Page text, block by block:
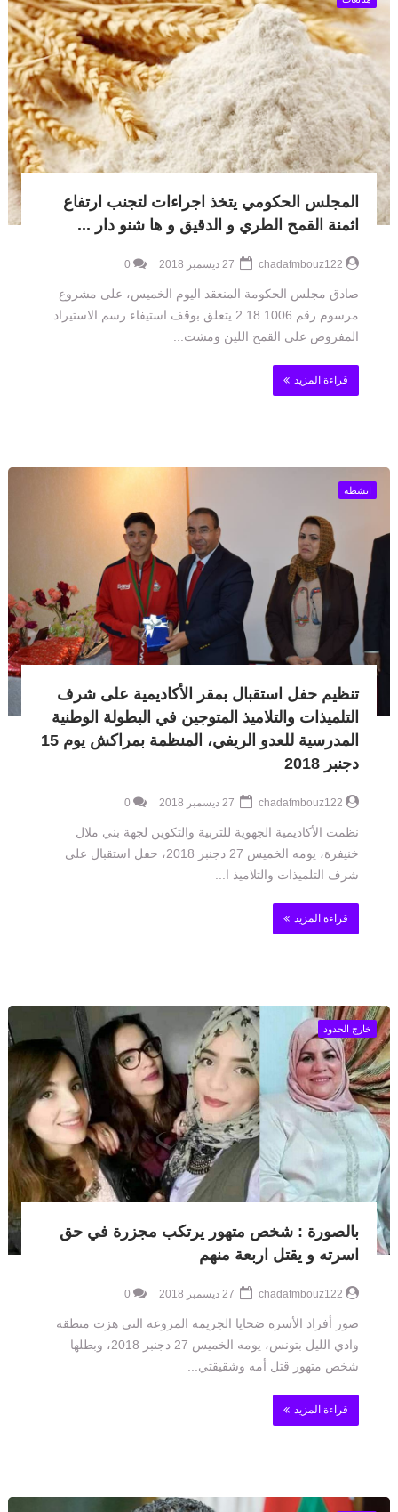
المجلس الحكومي يتخذ اجراءات لتجنب ارتفاع
اثمنة القمح الطري و الدقيق و ها شنو دار ...
chadafmbouz122
0
صادق مجلس الحكومة المنعقد اليوم الخميس، على مشروع
مرسوم رقم 2.18.1006 يتعلق بوقف استيفاء رسم الاستيراد
المفروض على القمح اللين ومشت...
قراءة المزيد
انشطة
تنظيم حفل استقبال بمقر الأكاديمية على شرف
التلميذات والتلاميذ المتوجين في البطولة الوطنية
المدرسية للعدو الريفي، المنظمة بمراكش يوم 15
دجنبر 2018
chadafmbouz122
0
نظمت الأكاديمية الجهوية للتربية والتكوين لجهة بني ملال
خنيفرة، يومه الخميس 27 دجنبر 2018، حفل استقبال على
شرف التلميذات والتلاميذ ا...
قراءة المزيد
خارج الحدود
بالصورة : شخص متهور يرتكب مجزرة في حق
اسرته و يقتل اربعة منهم
chadafmbouz122
0
صور أفراد الأسرة ضحايا الجريمة المروعة التي هزت منطقة
وادي الليل بتونس، يومه الخميس 27 دجنبر 2018، وبطلها
شخص متهور قتل أمه وشقيقتي...
قراءة المزيد